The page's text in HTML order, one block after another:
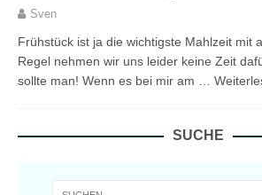
Sven
Frühstück ist ja die wichtigste Mahlzeit mit
Regel nehmen wir uns leider keine Zeit
sollte man! Wenn es bei mir am …
SUCHE